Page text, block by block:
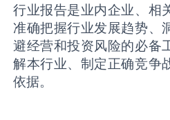
行业报告是业内企业、相
准确把握行业发展趋势、
避经营和投资风险的必备
解本行业、制定正确竞争
依据。